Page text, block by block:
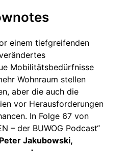
einem tiefgreifenden
Mobilitätsbedürfnisse
Wohnraum stellen
aber die auch die
vor Herausforderungen
In Folge 67 von
– der BUWOG Podcast“
Jakubowski,